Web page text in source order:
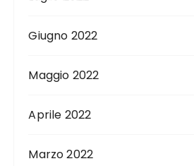
Giugno 2022
Maggio 2022
Aprile 2022
Marzo 2022